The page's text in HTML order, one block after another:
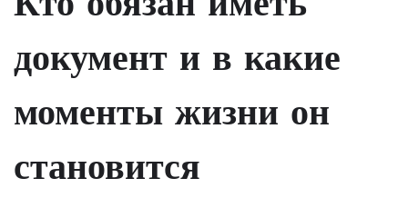
документ и в какие
моменты жизни он
становится